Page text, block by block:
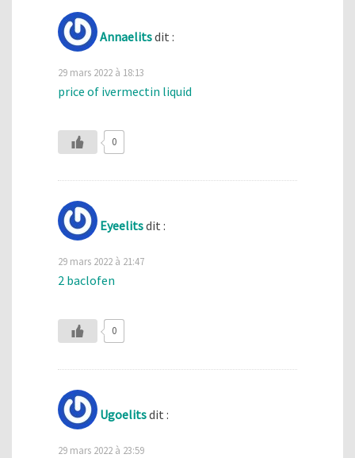
Annaelitsdit :
29 mars 2022 à 18:13
price of ivermectin liquid
0
Eyeelitsdit :
29 mars 2022 à 21:47
2 baclofen
0
Ugoelitsdit :
29 mars 2022 à 23:59